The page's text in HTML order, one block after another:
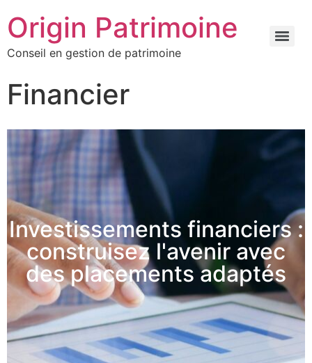
Origin Patrimoine
Conseil en gestion de patrimoine
Financier
Investissements financiers :
construisez l'avenir avec
des placements adaptés